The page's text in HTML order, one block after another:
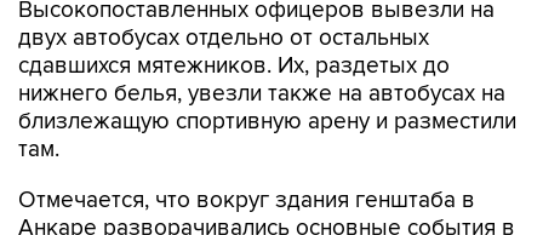
сдавшихся мятежников. Их, раздетых до
нижнего белья, увезли также на автобусах на
близлежащую спортивную арену и разместили
там.
Отмечается, что вокруг здания генштаба в
ночь попытки переворота, там же